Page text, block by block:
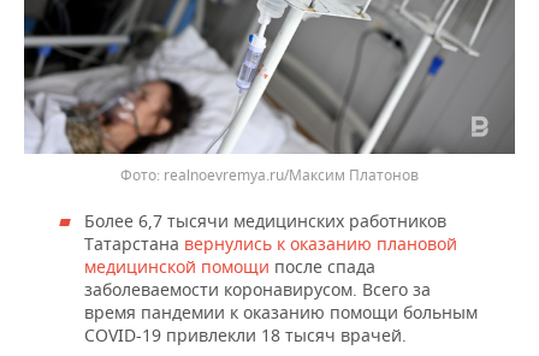
realnoevremya.ru/Максим Платонов
Более 6,7 тысячи медицинских работников
Татарстана вернулись к оказанию плановой
медицинской помощи после спада
заболеваемости коронавирусом. Всего за
время пандемии к оказанию помощи больным
COVID-19 привлекли 18 тысяч врачей.